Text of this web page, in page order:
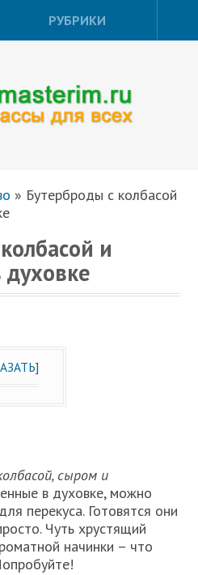
РУБРИКИ
» Бутерброды с колбасой
и
]
сыром и
в духовке, можно
перекуса. Готовятся они
Чуть хрустящий
начинки – что